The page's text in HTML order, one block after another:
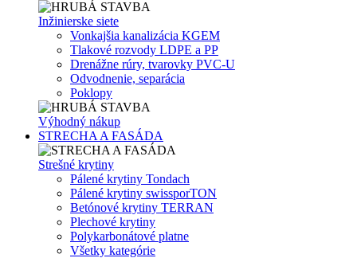
Inžinierske siete
Vonkajšia kanalizácia KGEM
Tlakové rozvody LDPE a PP
Drenážne rúry, tvarovky PVC-U
Odvodnenie, separácia
Poklopy
Výhodný nákup
STRECHA A FASÁDA
Strešné krytiny
Pálené krytiny Tondach
Pálené krytiny swissporTON
Betónové krytiny TERRAN
Plechové krytiny
Polykarbonátové platne
Všetky kategórie